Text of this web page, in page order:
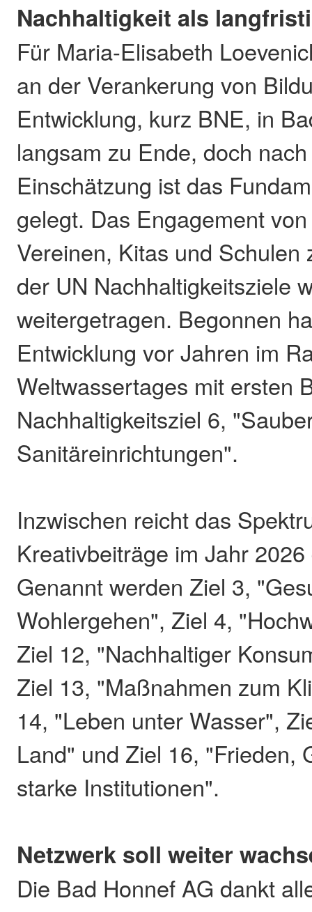
Nachhaltigkeit als
Für Maria-Elisabeth
an der Verankerung von
Entwicklung, kurz BNE, in
langsam zu Ende, doch
Einschätzung ist das
gelegt. Das Engagement
Vereinen, Kitas und Schulen
der UN Nachhaltigkeitsziele
weitergetragen. Begonnen
Entwicklung vor Jahren im
Weltwassertages mit ersten
Nachhaltigkeitsziel 6,
Sanitäreinrichtungen".
Inzwischen reicht das
Kreativbeiträge im Jahr
Genannt werden Ziel 3,
Wohlergehen", Ziel 4,
Ziel 12, "Nachhaltiger
Ziel 13, "Maßnahmen zum
14, "Leben unter Wasser",
Land" und Ziel 16, "Frieden,
starke Institutionen".
Netzwerk soll weiter
Die Bad Honnef AG dankt